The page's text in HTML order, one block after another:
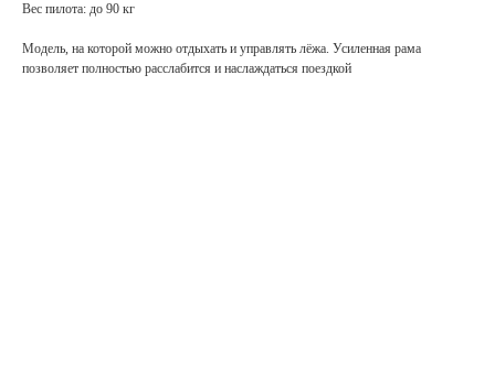
Вес пилота: до 90 кг
Модель, на которой можно отдыхать и управлять лёжа. Усиленная рама
позволяет полностью расслабится и наслаждаться поездкой